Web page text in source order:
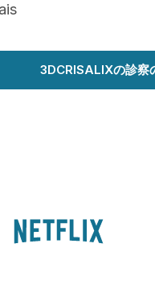
3DCRISALIXの診察